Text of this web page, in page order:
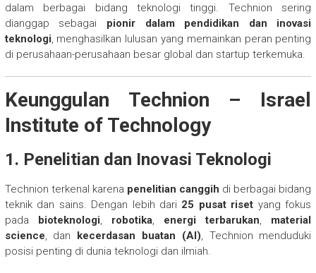
dalam berbagai bidang teknologi tinggi. Technion sering
dianggap sebagai pionir dalam pendidikan dan inovasi
teknologi, menghasilkan lulusan yang memainkan peran penting
di perusahaan-perusahaan besar global dan startup terkemuka.
Keunggulan Technion – Israel
Institute of Technology
1. Penelitian dan Inovasi Teknologi
Technion terkenal karena penelitian canggih di berbagai bidang
teknik dan sains. Dengan lebih dari 25 pusat riset yang fokus
pada bioteknologi, robotika, energi terbarukan, material
science, dan kecerdasan buatan (AI), Technion menduduki
posisi penting di dunia teknologi dan ilmiah.